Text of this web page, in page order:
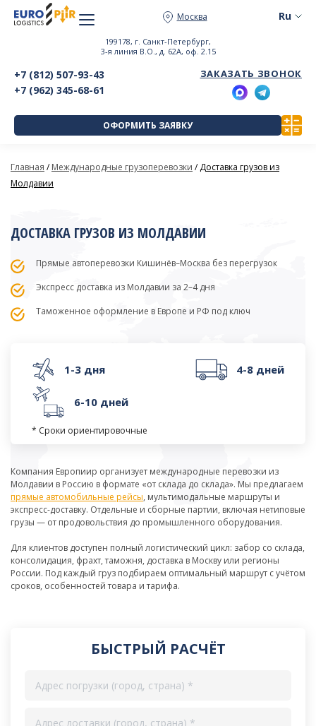
Москва
199178, г. Санкт-Петербург,
3-я линия В.О., д. 62А, оф. 2.15
+7 (812) 507-93-43
+7 (962) 345-68-61
ЗАКАЗАТЬ ЗВОНОК
ОФОРМИТЬ ЗАЯВКУ
Главная /Международные грузоперевозки /Доставка грузов из
Молдавии
ДОСТАВКА ГРУЗОВ ИЗ МОЛДАВИИ
Прямые автоперевозки Кишинёв–Москва без перегрузок
Экспресс доставка из Молдавии за 2–4 дня
Таможенное оформление в Европе и РФ под ключ
1-3 дня 4-8 дней
6-10 дней
* Сроки ориентировочные
Компания Европиир организует международные перевозки из
Молдавии в Россию в формате «от склада до склада». Мы предлагаем
прямые автомобильные рейсы, мультимодальные маршруты и
экспресс-доставку. Отдельные и сборные партии, включая нетиповые
грузы — от продовольствия до промышленного оборудования.
Для клиентов доступен полный логистический цикл: забор со склада,
консолидация, фрахт, таможня, доставка в Москву или регионы
России. Под каждый груз подбираем оптимальный маршрут с учётом
сроков, особенностей товара и тарифа.
БЫСТРЫЙ РАСЧЁТ